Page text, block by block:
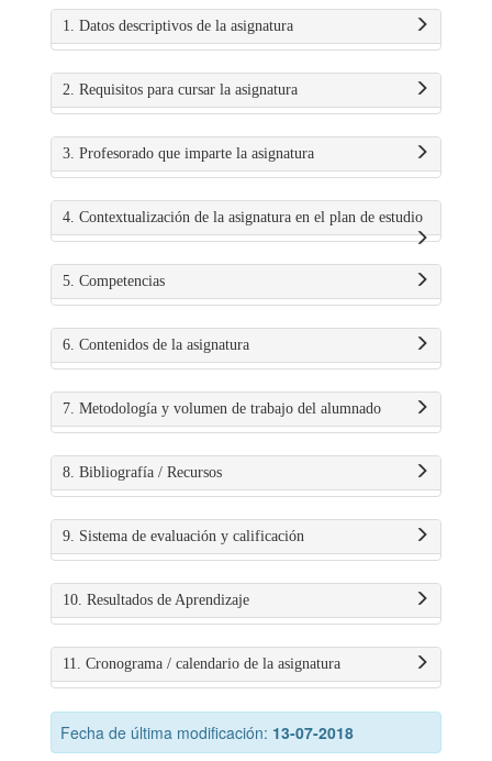
1. Datos descriptivos de la asignatura
2. Requisitos para cursar la asignatura
3. Profesorado que imparte la asignatura
4. Contextualización de la asignatura en el plan de estudio
5. Competencias
6. Contenidos de la asignatura
7. Metodología y volumen de trabajo del alumnado
8. Bibliografía / Recursos
9. Sistema de evaluación y calificación
10. Resultados de Aprendizaje
11. Cronograma / calendario de la asignatura
Fecha de última modificación: 13-07-2018